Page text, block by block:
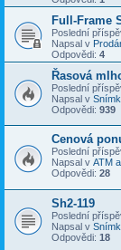
Full-Frame
Poslední
Napsal v
Odpovědi: 4
Řasová
Poslední
Napsal v
Odpovědi: 939
Cenová
Poslední
Napsal v ATM
Odpovědi: 28
Sh2-119
Poslední
Napsal v
Odpovědi: 18